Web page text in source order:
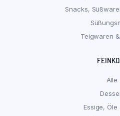
Snacks,
Teigwaren
Alle
Essige, Öle